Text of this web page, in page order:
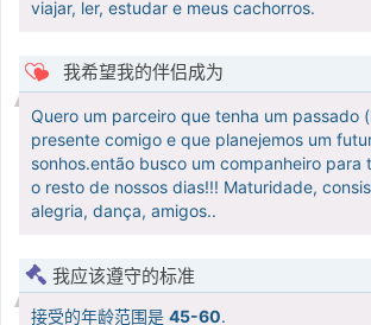
viajar, ler, estudar e meus cachorros.
我希望我的伴侣成为
Quero um parceiro que tenha um passado
presente comigo e que planejemos um
sonhos.então busco um companheiro para
o resto de nossos dias!!! Maturidade,
alegria, dança, amigos..
我应该遵守的标准
接受的年龄范围是 45-60.